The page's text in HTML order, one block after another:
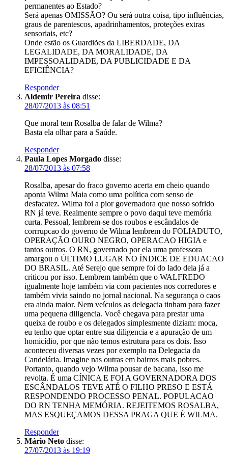
permanentes ao Estado?
Será apenas OMISSÃO? Ou será outra coisa, tipo influências,
graus de parentescos, apadrinhamentos, proteções extras
sensoriais, etc?
Onde estão os Guardiões da LIBERDADE, DA
LEGALIDADE, DA MORALIDADE, DA
IMPESSOALIDADE, DA PUBLICIDADE E DA
EFICIÊNCIA?
Responder
Aldemir Pereira disse:
28/07/2013 às 08:51
Que moral tem Rosalba de falar de Wilma?
Basta ela olhar para a Saúde.
Responder
Paula Lopes Morgado disse:
28/07/2013 às 07:58
Rosalba, apesar do fraco governo acerta em cheio quando
aponta Wilma Maia como uma política com senso de
desfacatez. Wilma foi a pior governadora que nosso sofrido
RN já teve. Realmente sempre o povo daqui teve memória
curta. Pessoal, lembrem-se dos roubos e escândalos de
corrrupcao do governo de Wilma lembrem do FOLIADUTO,
OPERAÇÃO OURO NEGRO, OPERACAO HIGIA e
tantos outros. O RN, governado por ela uma professora
amargou o ÚLTIMO LUGAR NO ÍNDICE DE EDUACAO
DO BRASIL. Até Serejo que sempre foi do lado dela já a
criticou por isso. Lembrem também que o WALFREDO
igualmente hoje também via com pacientes nos corredores e
também vivia saindo no jornal nacional. Na segurança o caos
era ainda maior. Nem veículos as delegacia tinham para fazer
uma pequena diligencia. Você chegava para prestar uma
queixa de roubo e os delegados simplesmente diziam: moca,
eu tenho que optar entre sua diligencia e a apuração de um
homicídio, por que não temos estrutura para os dois. Isso
aconteceu diversas vezes por exemplo na Delegacia da
Candelária. Imagine nas outras em bairros mais pobres.
Portanto, quando vejo Wilma pousar de bacana, isso me
revolta. É uma CÍNICA E FOI A GOVERNADORA DOS
ESCÂNDALOS TEVE ATÉ O FILHO PRESO E ESTÁ
RESPONDENDO PROCESSO PENAL. POPULACAO
DO RN TENHA MEMÓRIA. REJEITEMOS ROSALBA,
MAS ESQUEÇAMOS DESSA PRAGA QUE É WILMA.
Responder
Mário Neto disse:
27/07/2013 às 19:19